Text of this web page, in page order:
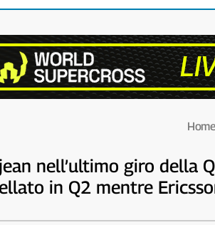
Home
nell’ultimo giro della
in Q2 mentre